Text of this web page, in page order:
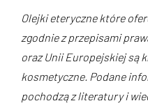
Olejki eteryczne które
zgodnie z przepisami
oraz Unii Europejskiej są
kosmetyczne. Podane
pochodzą z literatury i